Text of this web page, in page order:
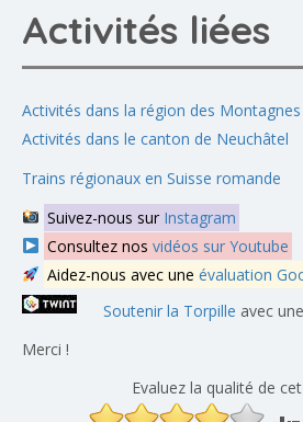
Activités liées
Activités dans la région des Montagnes
Activités dans le canton de Neuchâtel
Trains régionaux en Suisse romande
Suivez-nous sur Instagram
Consultez nos vidéos sur Youtube
Aidez-nous avec une évaluation
Soutenir la Torpille avec
Merci !
Evaluez la qualité de